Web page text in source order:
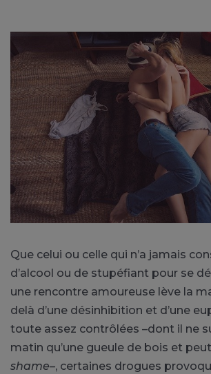
Que celui ou celle qui n’a jamais
d’alcool ou de stupéfiant pour se
une rencontre amoureuse lève la
delà d’une désinhibition et d’une
toute assez contrôlées –dont il ne
matin qu’une gueule de bois et
shame–, certaines drogues